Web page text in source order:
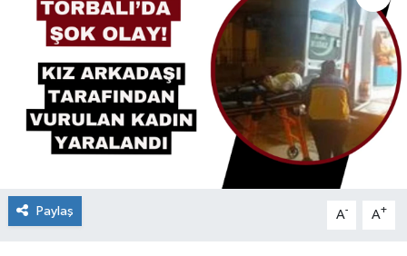
Paylaş A- A+